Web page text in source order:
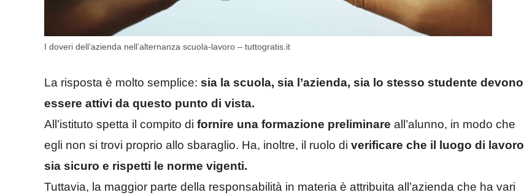
I doveri dell’azienda nell’alternanza scuola-lavoro – tuttogratis.it
La risposta è molto semplice: sia la scuola, sia l’azienda, sia lo stesso studente devono
essere attivi da questo punto di vista.
All’istituto spetta il compito di fornire una formazione preliminare all’alunno, in modo che
egli non si trovi proprio allo sbaraglio. Ha, inoltre, il ruolo di verificare che il luogo di lavoro
sia sicuro e rispetti le norme vigenti.
Tuttavia, la maggior parte della responsabilità in materia è attribuita all’azienda che ha vari